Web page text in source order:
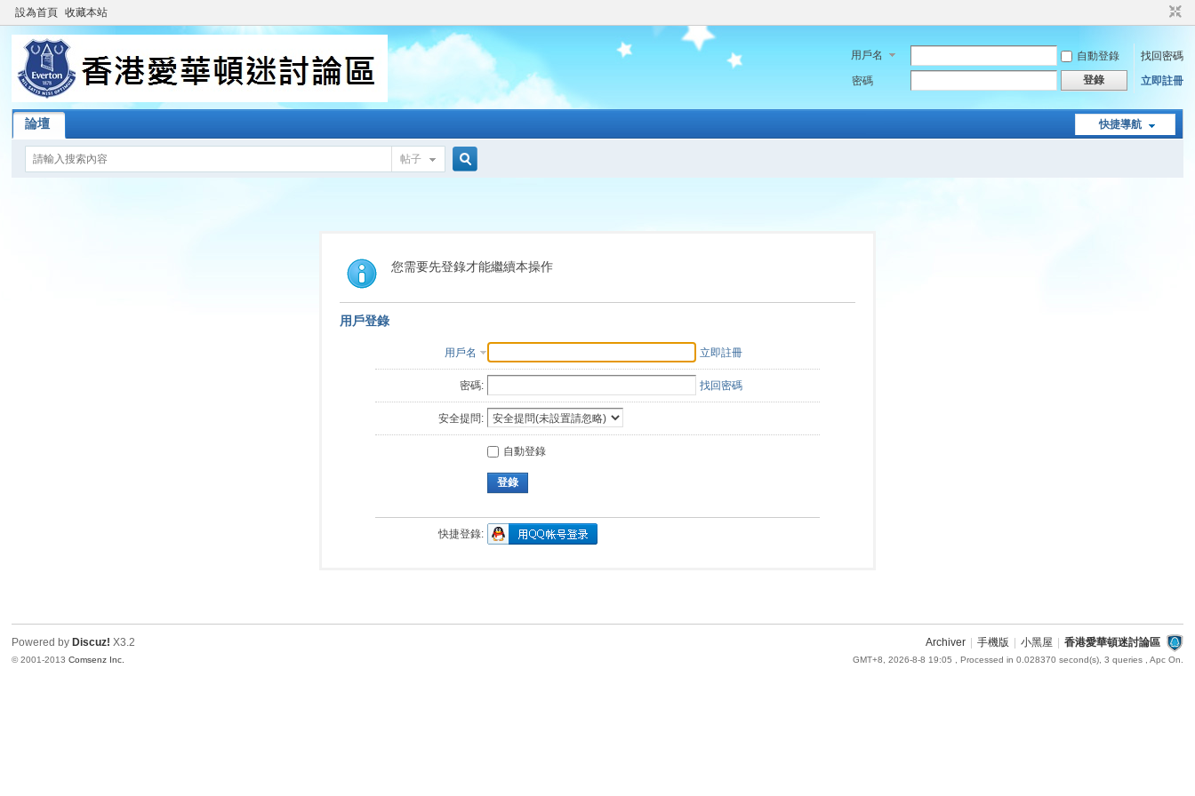
設為首頁 收藏本站
用戶名 自動登錄
找回密碼
密碼
登錄 立即註冊
快捷導航
論壇
帖子
索
您需要先登錄才能繼續本操作
用戶登錄
用戶名 立即註冊
密碼: 找回密碼
安全提問:
自動登錄
登錄
快捷登錄:
Archiver 手機版 小黑屋 香港愛華頓迷討論區
GMT+8, 2026-8-8 19:05 , Processed in 0.028370 second(s), 3 queries , Apc On.
Powered by Discuz! X3.2
© 2001-2013Comsenz Inc.